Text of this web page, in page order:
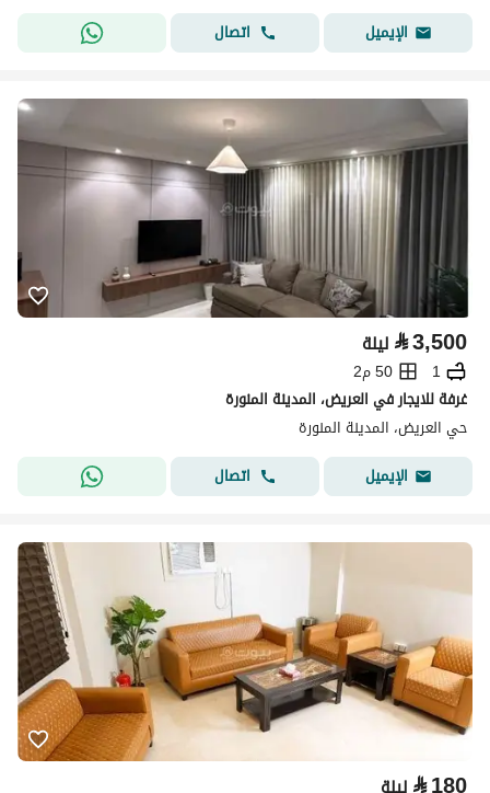
الإيميل
اتصال
⃁3,500 ليلة
1
50 م2
غرفة للايجار في العريض، المدينة المنورة
حي العريض، المدينة المنورة
الإيميل
اتصال